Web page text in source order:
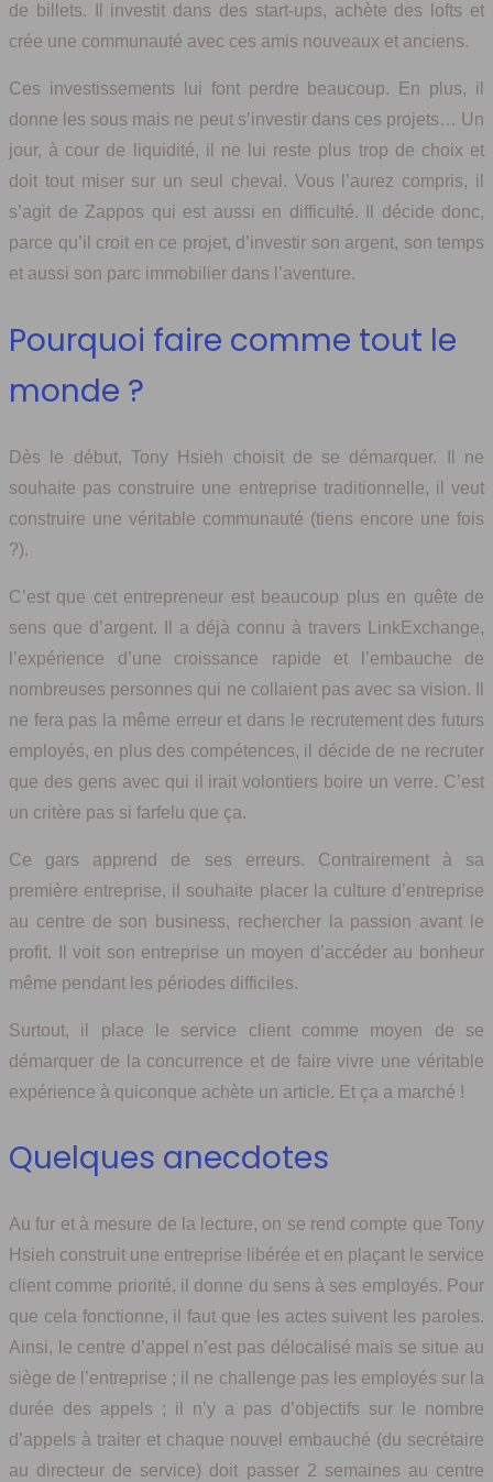
de billets. Il investit dans des start-ups, achète des lofts et
crée une communauté avec ces amis nouveaux et anciens.
Ces investissements lui font perdre beaucoup. En plus, il
donne les sous mais ne peut s’investir dans ces projets… Un
jour, à cour de liquidité, il ne lui reste plus trop de choix et
doit tout miser sur un seul cheval. Vous l’aurez compris, il
s’agit de Zappos qui est aussi en difficulté. Il décide donc,
parce qu’il croit en ce projet, d’investir son argent, son temps
et aussi son parc immobilier dans l’aventure.
Pourquoi faire comme tout le
monde ?
Dès le début, Tony Hsieh choisit de se démarquer. Il ne
souhaite pas construire une entreprise traditionnelle, il veut
construire une véritable communauté (tiens encore une fois
?).
C’est que cet entrepreneur est beaucoup plus en quête de
sens que d’argent. Il a déjà connu à travers LinkExchange,
l’expérience d’une croissance rapide et l’embauche de
nombreuses personnes qui ne collaient pas avec sa vision. Il
ne fera pas la même erreur et dans le recrutement des futurs
employés, en plus des compétences, il décide de ne recruter
que des gens avec qui il irait volontiers boire un verre. C’est
un critère pas si farfelu que ça.
Ce gars apprend de ses erreurs. Contrairement à sa
première entreprise, il souhaite placer la culture d’entreprise
au centre de son business, rechercher la passion avant le
profit. Il voit son entreprise un moyen d’accéder au bonheur
même pendant les périodes difficiles.
Surtout, il place le service client comme moyen de se
démarquer de la concurrence et de faire vivre une véritable
expérience à quiconque achète un article. Et ça a marché !
Quelques anecdotes
Au fur et à mesure de la lecture, on se rend compte que Tony
Hsieh construit une entreprise libérée et en plaçant le service
client comme priorité, il donne du sens à ses employés. Pour
que cela fonctionne, il faut que les actes suivent les paroles.
Ainsi, le centre d’appel n’est pas délocalisé mais se situe au
siège de l’entreprise ; il ne challenge pas les employés sur la
durée des appels ; il n’y a pas d’objectifs sur le nombre
d’appels à traiter et chaque nouvel embauché (du secrétaire
au directeur de service) doit passer 2 semaines au centre